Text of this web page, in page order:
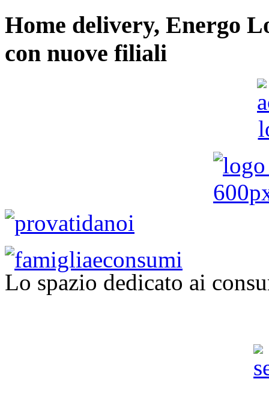
Home delivery, Energo
con nuove filiali
Lo spazio dedicato ai